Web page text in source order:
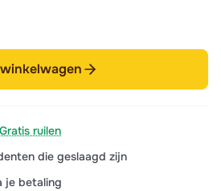
ruilen
die geslaagd zijn
je betaling